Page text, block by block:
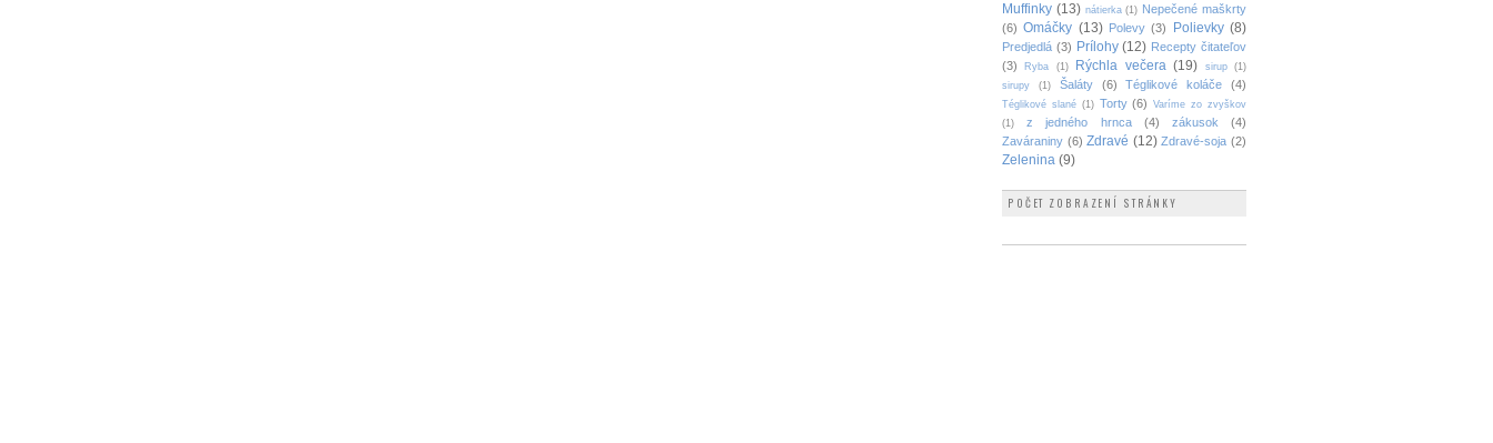
Muffinky (13) nátierka (1) Nepečené maškrty
(6) Omáčky (13) Polevy (3) Polievky (8)
Predjedlá (3) Prílohy (12) Recepty čitateľov
(3)
Ryba (1) Rýchla večera (19) sirup
(1)
sirupy
(1) Šaláty (6) Téglikové koláče (4)
Téglikové slané (1) Torty (6)
Varíme zo zvyškov
(1)
z jedného hrnca (4) zákusok
(4)
Zaváraniny (6) Zdravé (12) Zdravé-soja (2)
Zelenina (9)
POČET ZOBRAZENÍ STRÁNKY